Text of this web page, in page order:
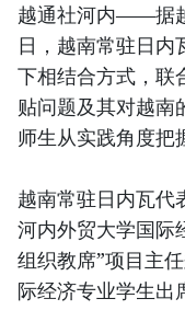
越通社河内——据
日，越南常驻日内
下相结合方式，联
贴问题及其对越南
师生从实践角度把
越南常驻日内瓦代
河内外贸大学国际
组织教席”项目主
际经济专业学生出